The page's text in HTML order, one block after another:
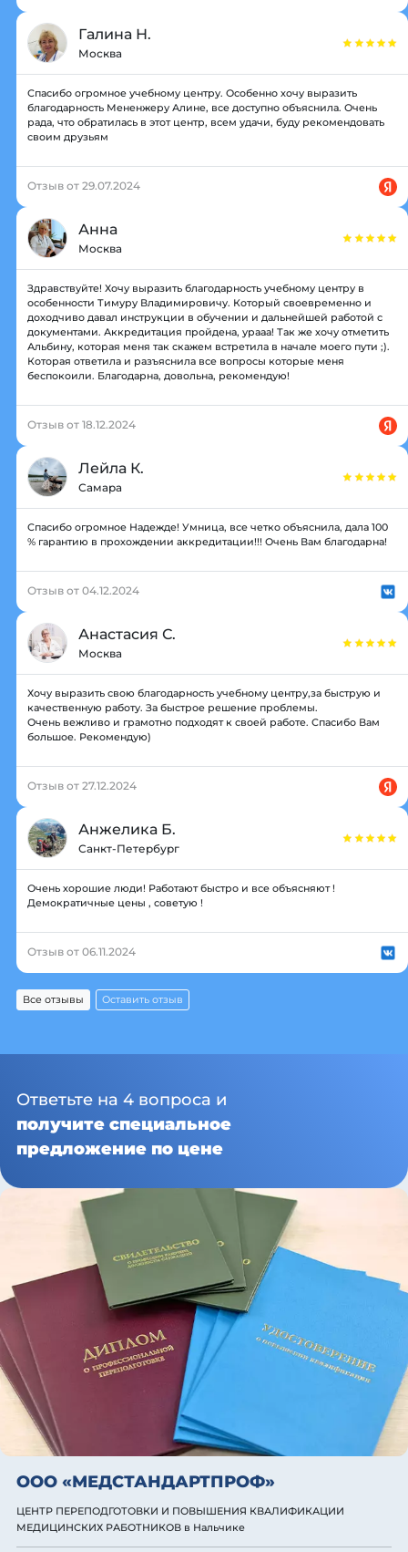
Галина Н.
Москва
Спасибо огромное учебному центру. Особенно хочу выразить
благодарность Мененжеру Алине, все доступно объяснила. Очень
рада, что обратилась в этот центр, всем удачи, буду рекомендовать
своим друзьям
Отзыв от 29.07.2024
Анна
Москва
Здравствуйте! Хочу выразить благодарность учебному центру в
особенности Тимуру Владимировичу. Который своевременно и
доходчиво давал инструкции в обучении и дальнейшей работой с
документами. Аккредитация пройдена, урааа! Так же хочу отметить
Альбину, которая меня так скажем встретила в начале моего пути ;).
Которая ответила и разъяснила все вопросы которые меня
беспокоили. Благодарна, довольна, рекомендую!
Отзыв от 18.12.2024
Лейла К.
Самара
Спасибо огромное Надежде! Умница, все четко объяснила, дала 100
% гарантию в прохождении аккредитации!!! Очень Вам благодарна!
Отзыв от 04.12.2024
Анастасия С.
Москва
Хочу выразить свою благодарность учебному центру,за быструю и
качественную работу. За быстрое решение проблемы.
Очень вежливо и грамотно подходят к своей работе. Спасибо Вам
большое. Рекомендую)
Отзыв от 27.12.2024
Анжелика Б.
Санкт-Петербург
Очень хорошие люди! Работают быстро и все объясняют !
Демократичные цены , советую !
Отзыв от 06.11.2024
Все отзывы Оставить отзыв
Ответьте на 4 вопроса и
получите специальное
предложение по цене
ООО «МЕДСТАНДАРТПРОФ»
ЦЕНТР ПЕРЕПОДГОТОВКИ И ПОВЫШЕНИЯ КВАЛИФИКАЦИИ
МЕДИЦИНСКИХ РАБОТНИКОВ в Нальчике